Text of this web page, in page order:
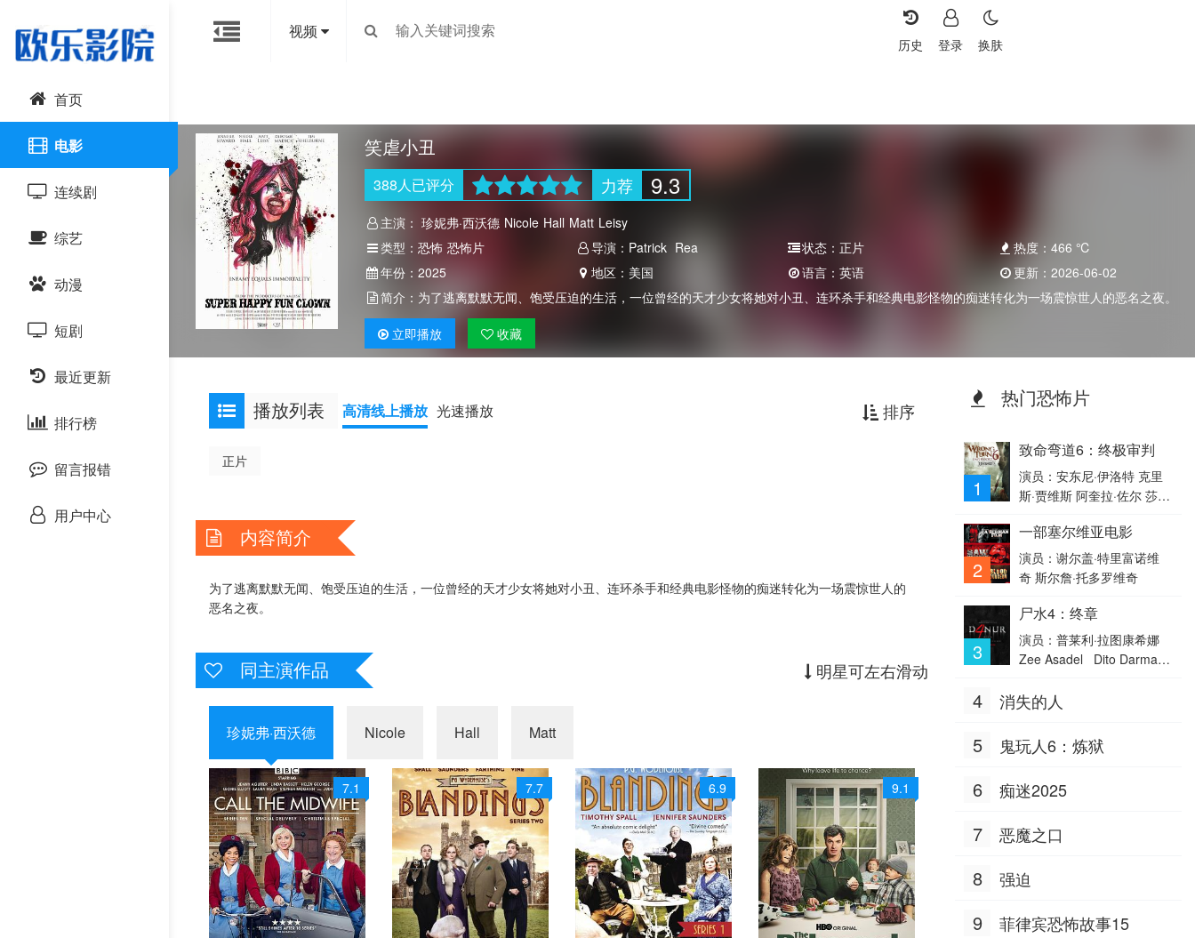
视频
换肤
登录
历史
首页
电影
连续剧
国产剧
港台剧
日韩剧
欧美剧
泰国剧
综艺
大陆综艺
日韩综艺
港台综艺
欧美综艺
动漫
国产动漫
日韩动漫
欧美动漫
短剧
最近更新
排行榜
留言报错
用户中心
笑虐小丑
388人已评分 力荐 9.3
主演： 珍妮弗·西沃德 Nicole Hall Matt Leisy
类型： 恐怖 恐怖片 导演： Patrick Rea 状态：正片 热度： 466 ℃
年份： 2025 地区： 美国 语言：英语 更新： 2026-06-02
简介： 为了逃离默默无闻、饱受压迫的生活，一位曾经的天才少女将她对小丑、连环杀手和经典电影怪物的痴迷转化为一场震惊世人的恶名之夜。
立即播放 收藏
播放列表 排序
高清线上播放 光速播放
正片
内容简介
为了逃离默默无闻、饱受压迫的生活，一位曾经的天才少女将她对小丑、连环杀手和经典电影怪物的痴迷转化为一场震惊世人的
恶名之夜。
同主演作品 明星可左右滑动
珍妮弗·西沃德 Nicole Hall Matt
7.1 7.7 6.9 9.1
热门恐怖片
1
致命弯道6：终极审判
演员：安东尼·伊洛特 克里
斯·贾维斯 阿奎拉·佐尔 莎蒂
什沃斯 Harry Belcher 乔·贾
米纳拉 罗克珊·帕利特 拉多
斯拉夫·巴瓦诺夫 丹柯·约尔
Robinson 塔莉塔·吕克-厄德
尔 卢克·卡森斯
2
一部塞尔维亚电影
演员：谢尔盖·特里富诺维
奇 斯尔詹·托多罗维奇
3
尸水4：终章
演员：普莱利·拉图康希娜
Zee Asadel Dito Darmaw
mad Fauzan Ayden Jeffre
no Dian Nitami Anya Ze
n Gilang Devialdy Fajar
Danny Dini Vitri
4 消失的人
5 鬼玩人6：炼狱
6 痴迷2025
7 恶魔之口
8 强迫
9 菲律宾恐怖故事15